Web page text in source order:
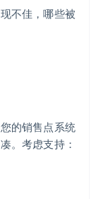
不佳，哪些被
的销售点系统
。考虑支持：